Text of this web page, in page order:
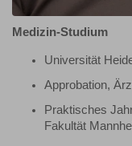
Medizin-Studium
Universität
Approbation,
Praktisches
Fakultät